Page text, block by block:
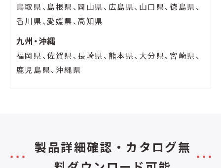
鳥取県、島根県、岡山県、広島県、山口県、徳島県、
香川県、愛媛県、高知県
九州・沖縄
福岡県、佐賀県、長崎県、熊本県、大分県、宮崎県、
鹿児島県、沖縄県
製品詳細確認・カタログ無